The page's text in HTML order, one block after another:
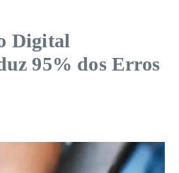
Digital
95% dos Erros